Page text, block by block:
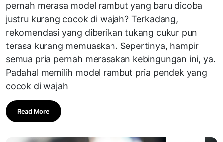
pernah merasa model rambut yang baru dicoba
justru kurang cocok di wajah? Terkadang,
rekomendasi yang diberikan tukang cukur pun
terasa kurang memuaskan. Sepertinya, hampir
semua pria pernah merasakan kebingungan ini, ya.
Padahal memilih model rambut pria pendek yang
cocok di wajah
Read More